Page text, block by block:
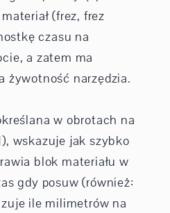
(frez, frez
czasu na
a zatem ma
żywotność narzędzia.
w obrotach na
wskazuje jak szybko
blok materiału w
gdy posuw (również:
ile milimetrów na